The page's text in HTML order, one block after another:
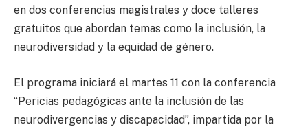
en dos conferencias magistrales y doce talleres
gratuitos que abordan temas como la inclusión, la
neurodiversidad y la equidad de género.
El programa iniciará el martes 11 con la conferencia
“Pericias pedagógicas ante la inclusión de las
neurodivergencias y discapacidad”, impartida por la